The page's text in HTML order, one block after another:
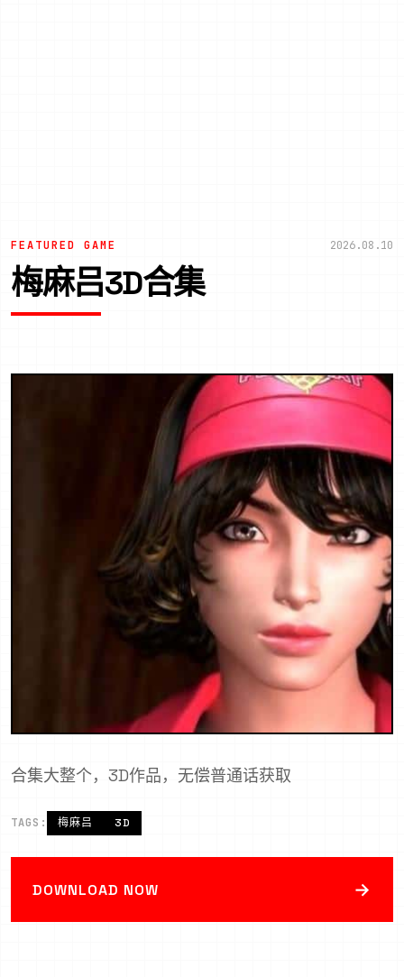
FEATURED GAME 2026.08.10
梅麻吕3D合集
合集大整个，3D作品，无偿普通话获取
TAGS: 梅麻吕 3D
DOWNLOAD NOW →